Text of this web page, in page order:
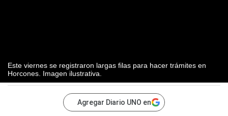
Este viernes se registraron largas filas para hacer trámites en
Horcones. Imagen ilustrativa.
Agregar Diario UNO en